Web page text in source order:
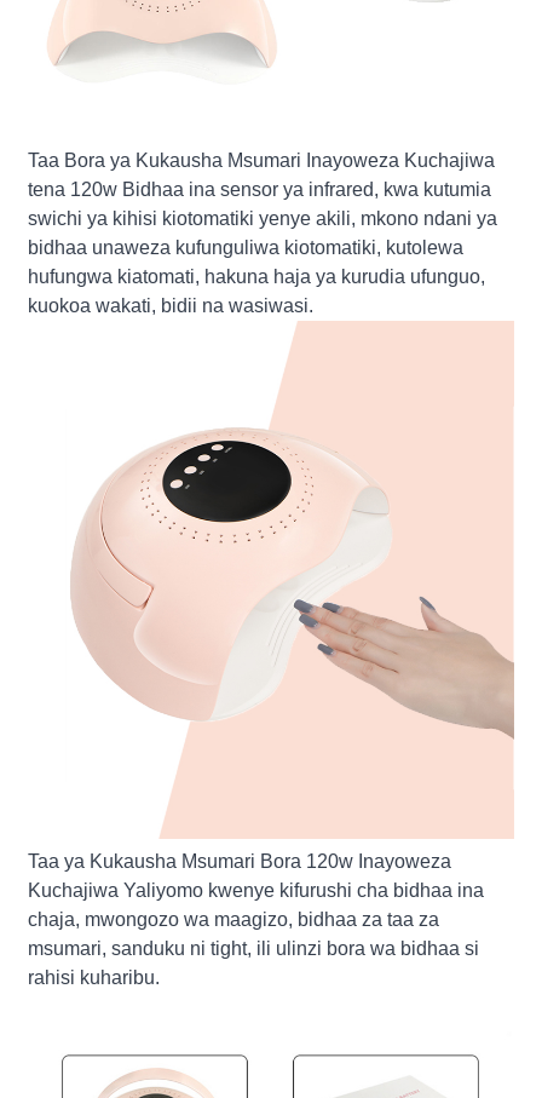
Taa Bora ya Kukausha Msumari Inayoweza Kuchajiwa
tena 120w Bidhaa ina sensor ya infrared, kwa kutumia
swichi ya kihisi kiotomatiki yenye akili, mkono ndani ya
bidhaa unaweza kufunguliwa kiotomatiki, kutolewa
hufungwa kiatomati, hakuna haja ya kurudia ufunguo,
kuokoa wakati, bidii na wasiwasi.
Taa ya Kukausha Msumari Bora 120w Inayoweza
Kuchajiwa Yaliyomo kwenye kifurushi cha bidhaa ina
chaja, mwongozo wa maagizo, bidhaa za taa za
msumari, sanduku ni tight, ili ulinzi bora wa bidhaa si
rahisi kuharibu.